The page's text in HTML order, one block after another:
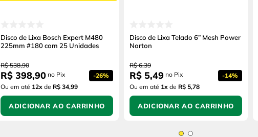
Disco de Lixa Bosch Expert M480
225mm #180 com 25 Unidades
R$ 538,90
R$ 398,90 no Pix -26%
Ou em até 12x de R$ 34,99
ADICIONAR AO CARRINHO
Disco de Lixa Telado 6” Mesh Power
Norton
R$ 6,39
R$ 5,49 no Pix -14%
Ou em até 1x de R$ 5,78
ADICIONAR AO CARRINHO